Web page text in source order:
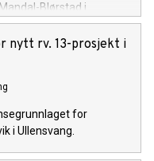
Blørstad i
nytt rv. 13-prosjekt i
for
i Ullensvang.